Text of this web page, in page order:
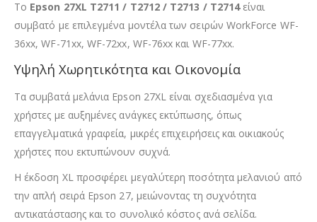
Το Epson 27XL T2711 / T2712 / T2713 / T2714είναι
συμβατό με επιλεγμένα μοντέλα των σειρών WorkForce WF-
36xx, WF-71xx, WF-72xx, WF-76xx και WF-77xx.
Υψηλή Χωρητικότητα και Οικονομία
Τα συμβατά μελάνια Epson 27XL είναι σχεδιασμένα για
χρήστες με αυξημένες ανάγκες εκτύπωσης, όπως
επαγγελματικά γραφεία, μικρές επιχειρήσεις και οικιακούς
χρήστες που εκτυπώνουν συχνά.
Η έκδοση XL προσφέρει μεγαλύτερη ποσότητα μελανιού από
την απλή σειρά Epson 27, μειώνοντας τη συχνότητα
αντικατάστασης και το συνολικό κόστος ανά σελίδα.